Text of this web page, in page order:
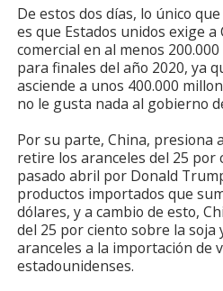
De estos dos días, lo único
es que Estados unidos exige
comercial en al menos
para finales del año 2020, ya
asciende a unos 400.000
no le gusta nada al gobierno
Por su parte, China, presiona
retire los aranceles del 25 por
pasado abril por Donald
productos importados que
dólares, y a cambio de esto,
del 25 por ciento sobre la soja
aranceles a la importación de
estadounidenses.